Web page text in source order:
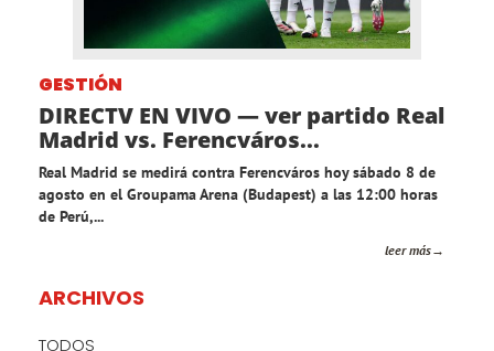
GESTIÓN
DIRECTV EN VIVO — ver partido Real
Madrid vs. Ferencváros...
Real Madrid se medirá contra Ferencváros hoy sábado 8 de
agosto en el Groupama Arena (Budapest) a las 12:00 horas
de Perú,...
leer más
ARCHIVOS
TODOS